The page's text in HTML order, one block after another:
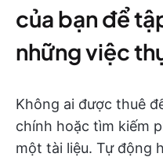
của bạn để
những việc
Không ai được thuê
chính hoặc tìm kiếm
một tài liệu. Tự động